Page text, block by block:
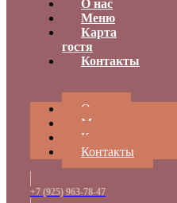
О нас
Меню
Карта
гостя
Контакты
О нас
Меню
Карта гостя
Контакты
+7 (925) 963-78-47